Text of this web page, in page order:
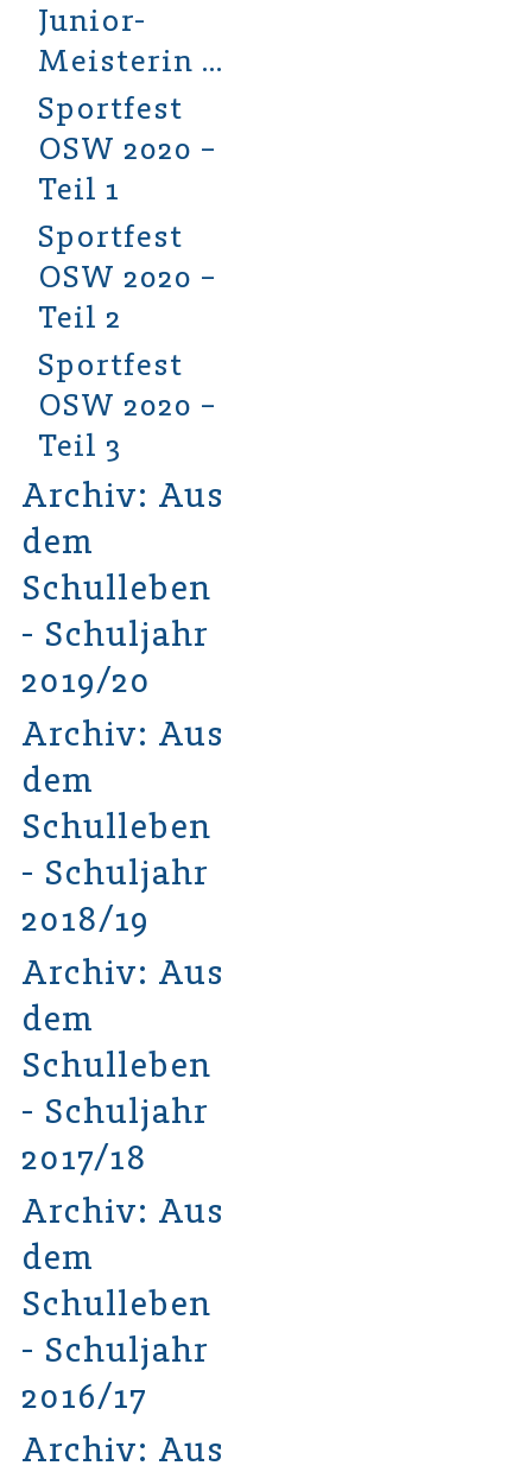
Junior-
Meisterin …
Sportfest
OSW 2020 –
Teil 1
Sportfest
OSW 2020 –
Teil 2
Sportfest
OSW 2020 –
Teil 3
Archiv: Aus
dem
Schulleben
- Schuljahr
2019/20
Archiv: Aus
dem
Schulleben
- Schuljahr
2018/19
Archiv: Aus
dem
Schulleben
- Schuljahr
2017/18
Archiv: Aus
dem
Schulleben
- Schuljahr
2016/17
Archiv: Aus